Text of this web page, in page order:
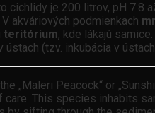
cichlidy je 200 litrov, pH 7.8
akváriových podmienkach
teritórium, kde lákajú
(tzv. inkubácia v
„Maleri Peacock“ or
care. This species inhabits